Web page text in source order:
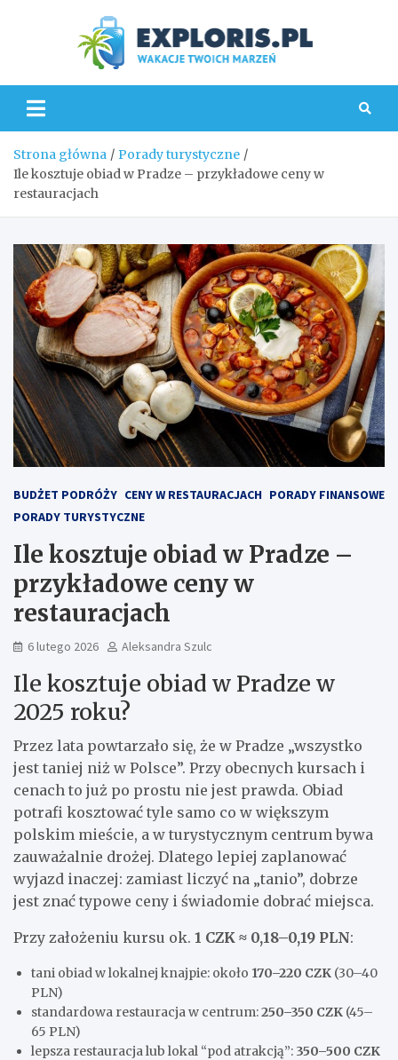
Strona główna
Porady turystyczne
Ile kosztuje obiad w Pradze – przykładowe ceny w
restauracjach
BUDŻET PODRÓŻY CENY W RESTAURACJACH PORADY FINANSOWE
PORADY TURYSTYCZNE
Ile kosztuje obiad w Pradze –
przykładowe ceny w
restauracjach
6 lutego 2026 Aleksandra Szulc
Ile kosztuje obiad w Pradze w
2025 roku?
Przez lata powtarzało się, że w Pradze „wszystko
jest taniej niż w Polsce”. Przy obecnych kursach i
cenach to już po prostu nie jest prawda. Obiad
potrafi kosztować tyle samo co w większym
polskim mieście, a w turystycznym centrum bywa
zauważalnie drożej. Dlatego lepiej zaplanować
wyjazd inaczej: zamiast liczyć na „tanio”, dobrze
jest znać typowe ceny i świadomie dobrać miejsca.
Przy założeniu kursu ok. 1 CZK ≈ 0,18–0,19 PLN:
tani obiad w lokalnej knajpie: około 170–220 CZK (30–40
PLN)
standardowa restauracja w centrum:250–350 CZK (45–
65 PLN)
lepsza restauracja lub lokal “pod atrakcją”: 350–500 CZK